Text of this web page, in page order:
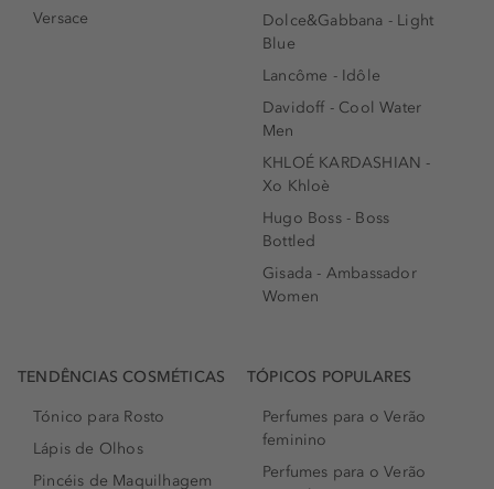
Versace
Dolce&Gabbana - Light
Blue
Lancôme - Idôle
Davidoff - Cool Water
Men
KHLOÉ KARDASHIAN -
Xo Khloè
Hugo Boss - Boss
Bottled
Gisada - Ambassador
Women
TENDÊNCIAS COSMÉTICAS
Tónico para Rosto
Lápis de Olhos
Pincéis de Maquilhagem
TÓPICOS POPULARES
Perfumes para o Verão
feminino
Perfumes para o Verão